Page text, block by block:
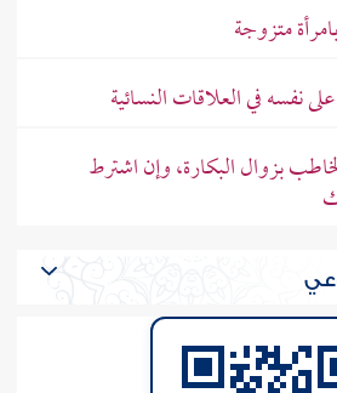
متزوجة
نفسه في العلاقات النسائية
بزوال البكارة، وإن اشترط